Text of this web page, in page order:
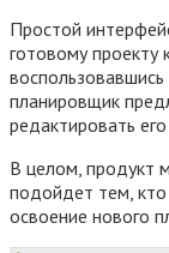
Простой
готовому проекту
воспользовавшись
планировщик
редактировать
В целом, продукт
подойдет тем,
освоение нового